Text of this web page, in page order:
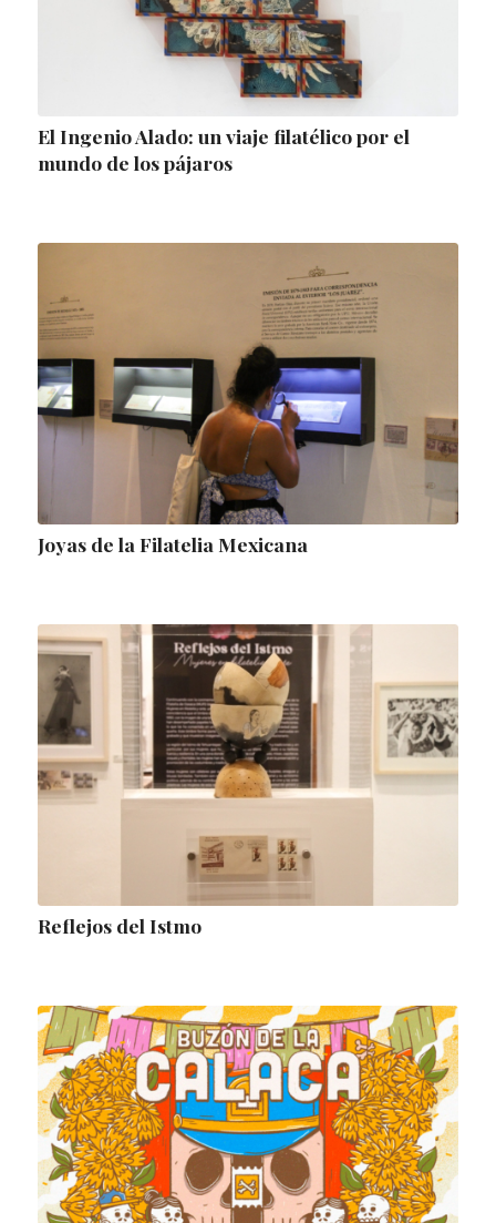
El Ingenio Alado: un viaje filatélico por el
mundo de los pájaros
Joyas de la Filatelia Mexicana
Reflejos del Istmo